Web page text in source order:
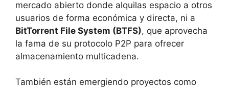
mercado abierto donde alquilas espacio a otros
usuarios de forma económica y directa, ni a
BitTorrent File System (BTFS), que aprovecha
la fama de su protocolo P2P para ofrecer
almacenamiento multicadena.
También están emergiendo proyectos como